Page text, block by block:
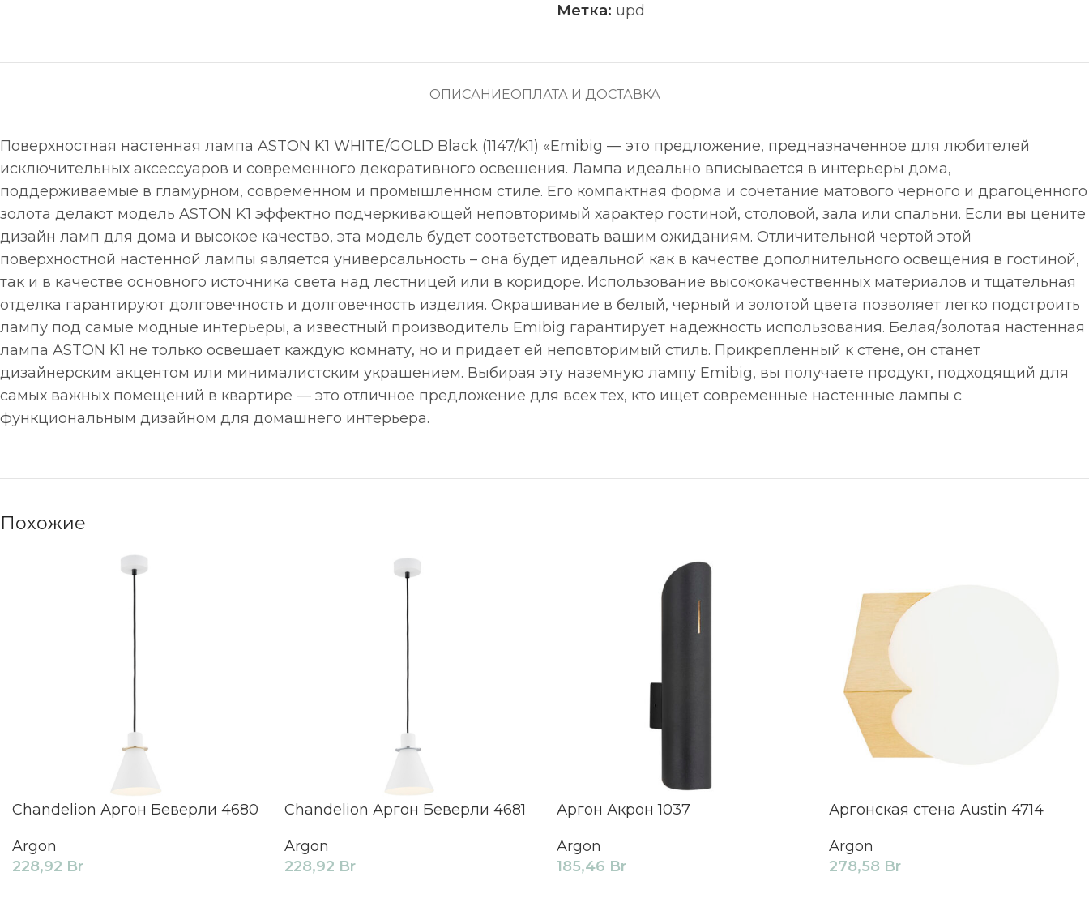
Метка: upd
ОПИСАНИЕОПЛАТА И ДОСТАВКА
Поверхностная настенная лампа ASTON K1 WHITE/GOLD Black (1147/K1) «Emibig — это предложение, предназначенное для любителей
исключительных аксессуаров и современного декоративного освещения. Лампа идеально вписывается в интерьеры дома,
поддерживаемые в гламурном, современном и промышленном стиле. Его компактная форма и сочетание матового черного и драгоценного
золота делают модель ASTON K1 эффектно подчеркивающей неповторимый характер гостиной, столовой, зала или спальни. Если вы цените
дизайн ламп для дома и высокое качество, эта модель будет соответствовать вашим ожиданиям. Отличительной чертой этой
поверхностной настенной лампы является универсальность – она будет идеальной как в качестве дополнительного освещения в гостиной,
так и в качестве основного источника света над лестницей или в коридоре. Использование высококачественных материалов и тщательная
отделка гарантируют долговечность и долговечность изделия. Окрашивание в белый, черный и золотой цвета позволяет легко подстроить
лампу под самые модные интерьеры, а известный производитель Emibig гарантирует надежность использования. Белая/золотая настенная
лампа ASTON K1 не только освещает каждую комнату, но и придает ей неповторимый стиль. Прикрепленный к стене, он станет
дизайнерским акцентом или минималистским украшением. Выбирая эту наземную лампу Emibig, вы получаете продукт, подходящий для
самых важных помещений в квартире — это отличное предложение для всех тех, кто ищет современные настенные лампы с
функциональным дизайном для домашнего интерьера.
Похожие
Chandelion Аргон Беверли 4680
Argon
228,92 Br
Chandelion Аргон Беверли 4681
Argon
228,92 Br
Аргон Акрон 1037
Argon
185,46 Br
Аргонская стена Austin 4714
Argon
278,58 Br